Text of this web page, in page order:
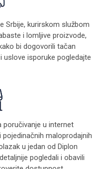
Srbije, kurirskom službom
i lomljive proizvode,
bi dogovorili tačan
uslove isporuke pogledajte
u internet
maloprodajnih
u jedan od Diplon
pogledali i obavili